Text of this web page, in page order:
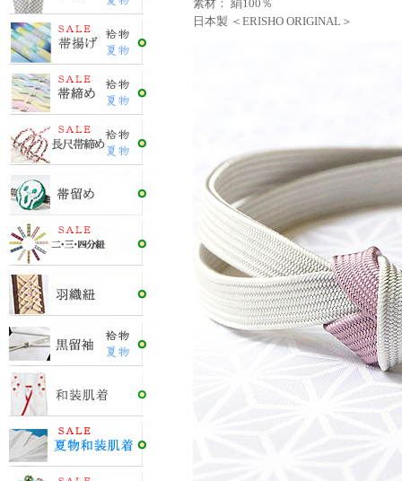
素材： 絹100％
日本製 ＜ERISHO ORIGINAL＞